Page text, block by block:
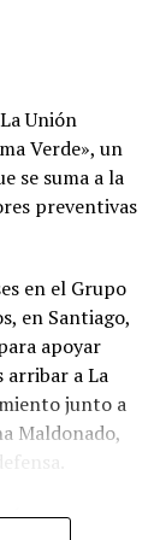
Unión
Verde», un
se suma a la
preventivas
en el Grupo
en Santiago,
apoyar
a La
junto a
Maldonado,
en